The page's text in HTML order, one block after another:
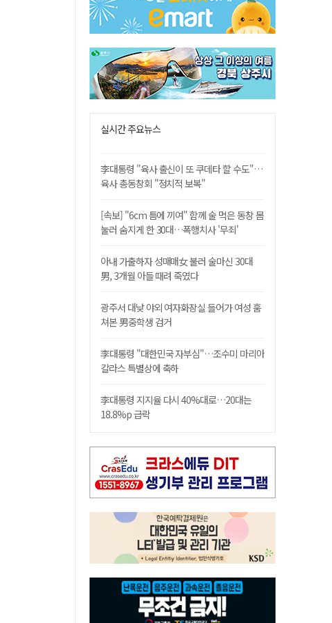
[저출산·고령화 그늘] 구미시 "40만명 사수" 고령군 "3만명대 회복"
안동-사가에, "50년 우정 넘어 미래 50년 함께 연다"
실시간 주요뉴스
李대통령 "육사 출신이 또 쿠데타 할 수도"…
육사 총동창회 "정치적 보복"
[속보] "6cm 틈에 끼여" 함께 술 먹은 동창 몸
눌러 숨지게 한 30대…폭행치사 '무죄'
아내 가출하자 성매매女 불러 술마신 30대
男, 3개월 아들 때려 죽였다
광주서 대낮 야외 여자화장실 들어가 여성 훔
쳐본 男중학생 검거
李대통령 "대한민국 자부심"…조수미 마리아
칼라스 특별상에 축하
李대통령 지지율 다시 40%대로…20대는
18.8%p 급락